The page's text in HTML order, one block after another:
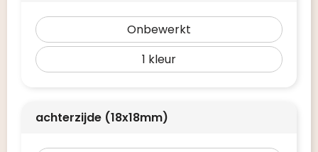
Onbewerkt
1
achterzijde (18x18mm)